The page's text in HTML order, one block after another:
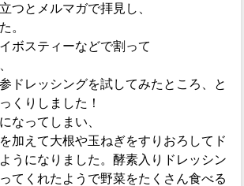
つとメルマガで拝見し、
。
ボスティーなどで割って
ドレッシングを試してみたところ、と
くりしました！
なってしまい、
加えて大根や玉ねぎをすりおろしてド
うになりました。酵素入りドレッシン
てくれたようで野菜をたくさん食べる